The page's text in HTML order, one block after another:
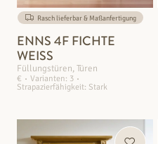
Rasch lieferbar & Maßanfertigung
ENNS 4F FICHTE
WEISS
Füllungstüren, Türen
€
Varianten: 3
Strapazierfähigkeit: Stark